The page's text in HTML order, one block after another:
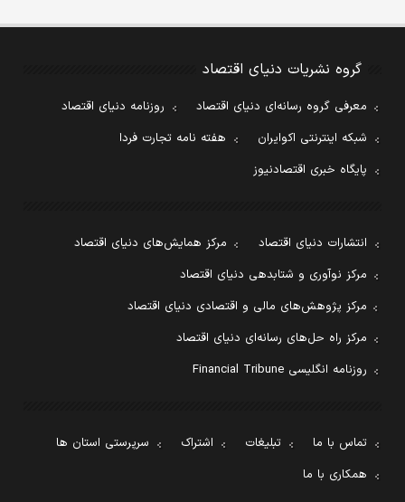
گروه نشریات دنیای اقتصاد
معرفی گروه رسانه‌ای دنیای اقتصاد
روزنامه دنیای اقتصاد
شبکه اینترنتی اکوایران
هفته نامه تجارت فردا
پایگاه خبری اقتصادنیوز
انتشارات دنیای اقتصاد
مرکز همایش‌های دنیای اقتصاد
مرکز نوآوری و شتابدهی دنیای اقتصاد
مرکز پژوهش‌های مالی و اقتصادی دنیای اقتصاد
مرکز راه حل‌های رسانه‌ای دنیای اقتصاد
روزنامه انگلیسی Financial Tribune
تماس با ما تبلیغات اشتراک
سرپرستی استان ها
همکاری با ما